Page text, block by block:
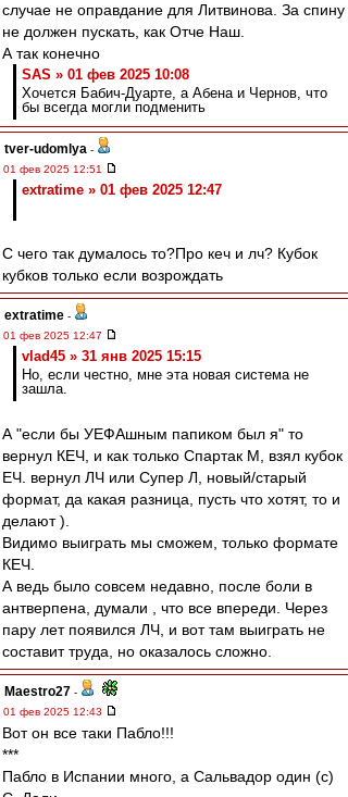
случае не оправдание для Литвинова. За спину
не должен пускать, как Отче Наш.
А так конечно
SAS » 01 фев 2025 10:08
Хочется Бабич-Дуарте, а Абена и Чернов, что
бы всегда могли подменить
tver-udomlya -
01 фев 2025 12:51
extratime » 01 фев 2025 12:47
С чего так думалось то?Про кеч и лч? Кубок
кубков только если возрождать
extratime -
01 фев 2025 12:47
vlad45 » 31 янв 2025 15:15
Но, если честно, мне эта новая система не
зашла.
А "если бы УЕФАшным папиком был я" то
вернул КЕЧ, и как только Спартак М, взял кубок
ЕЧ. вернул ЛЧ или Супер Л, новый/старый
формат, да какая разница, пусть что хотят, то и
делают ).
Видимо выиграть мы сможем, только формате
КЕЧ.
А ведь было совсем недавно, после боли в
антверпена, думали , что все впереди. Через
пару лет появился ЛЧ, и вот там выиграть не
составит труда, но оказалось сложно.
Maestro27 -
01 фев 2025 12:43
Вот он все таки Пабло!!!
***
Пабло в Испании много, а Сальвадор один (с)